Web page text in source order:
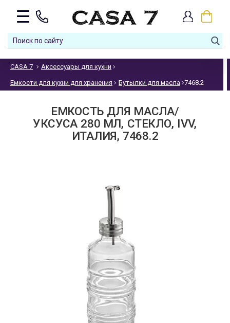
CASA 7 Аксессуары для кухни
Емкости для кухни для хранения Бутылки для масла 7468.2
ЕМКОСТЬ ДЛЯ МАСЛА/
УКСУСА 280 МЛ, СТЕКЛО, IVV,
ИТАЛИЯ, 7468.2